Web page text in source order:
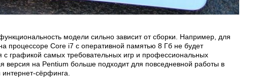
модели сильно зависит от сборки. Например, для
процессоре Core i7 с оперативной памятью 8 Гб не будет
с графикой самых требовательных игр и профессиональных
версия на Pentium больше подходит для повседневной работы в
сёрфинга.